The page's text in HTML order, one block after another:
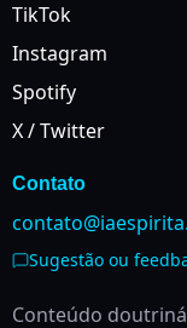
TikTok
Instagram
Spotify
X / Twitter
Contato
Sugestão ou
Conteúdo